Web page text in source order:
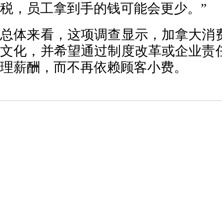
税，员工拿到手的钱可能会更少。”
总体来看，这项调查显示，加拿大消
文化，并希望通过制度改革或企业责
理薪酬，而不再依赖顾客小费。